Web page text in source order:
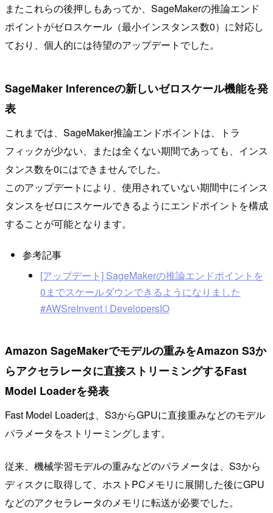
またこれらの後押しもあってか、SageMakerの推論エンド
ポイントがゼロスケール（最小インスタンス数0）に対応し
ており、個人的には待望のアップデートでした。
SageMaker Inferenceの新しいゼロスケール機能を発
表
これまでは、SageMaker推論エンドポイントは、トラ
フィックが少ない、または全くない期間であっても、インス
タンス数を0にはできませんでした。
このアップデートにより、使用されていない期間中にインス
タンスをゼロにスケールできるようにエンドポイントを構成
することが可能となります。
参考記事
[アップデート] SageMakerの推論エンドポイントを
0までスケールダウンできるようになりました
#AWSreInvent | DevelopersIO
Amazon SageMakerでモデルの重みをAmazon S3か
らアクセラレータに直接ストリーミングするFast
Model Loaderを発表
Fast Model Loaderは、S3からGPUに直接重みなどのモデル
パラメータをストリーミングします。
従来、機械学習モデルの重みなどのパラメータは、S3から
ディスクに取得して、ホストPCメモリに展開した後にGPU
などのアクセラレータのメモリに転送が必要でした。